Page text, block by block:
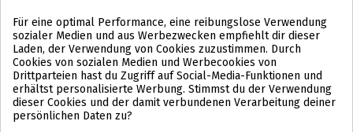
HILFE
ZAHLUNGSMODALITÄTEN
VERSAND UND RÜCKGABE
RECHTLICHER HINWEIS
DATENSCHUTZBESTIMMUNGEN
COOKIE-POLITIK
ALLGEMEINE
GESCHÄFTSBEDINGUNGEN
US
PL
Für eine optimal Performance, eine reibungslose Verwendung
sozialer Medien und aus Werbezwecken empfiehlt dir dieser
Laden, der Verwendung von Cookies zuzustimmen. Durch
Cookies von sozialen Medien und Werbecookies von
Drittparteien hast du Zugriff auf Social-Media-Funktionen und
erhältst personalisierte Werbung. Stimmst du der Verwendung
dieser Cookies und der damit verbundenen Verarbeitung deiner
persönlichen Daten zu?